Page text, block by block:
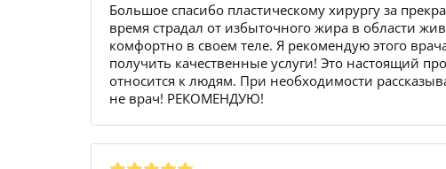
Большое спасибо пластическому хирургу за
время страдал от избыточного жира в области
комфортно в своем теле. Я рекомендую этого
получить качественные услуги! Это настоящий
относится к людям. При необходимости
не врач! РЕКОМЕНДУЮ!